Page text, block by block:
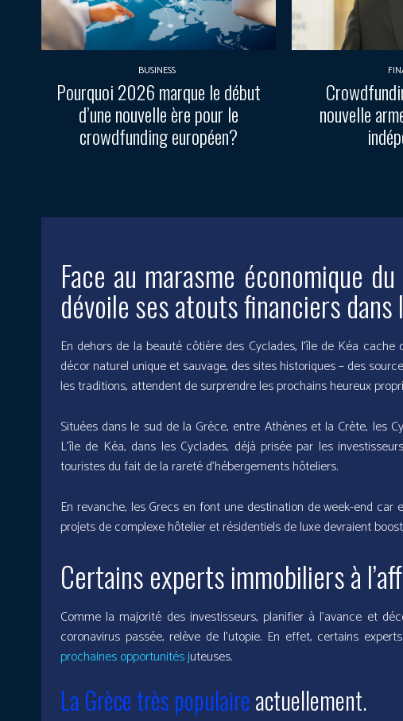
BUSINESS
Pourquoi 2026 marque le début
d’une nouvelle ère pour le
crowdfunding européen?
nouvelle
Face au marasme économique
dévoile ses atouts financiers
En dehors de la beauté côtière des Cyclades, l’île de Kéa
décor naturel unique et sauvage, des sites historiques – des
les traditions, attendent de surprendre les prochains heureux
Situées dans le sud de la Grèce, entre Athènes et la Crète, les
L’île de Kéa, dans les Cyclades, déjà prisée par les
touristes du fait de la rareté d’hébergements hôteliers.
En revanche, les Grecs en font une destination de week-end car
projets de complexe hôtelier et résidentiels de luxe devraient
Certains experts immobiliers à
Comme la majorité des investisseurs, planifier à l’avance et
coronavirus passée, relève de l’utopie. En effet, certains
prochaines opportunités juteuses.
La Grèce très populaireactuellement.